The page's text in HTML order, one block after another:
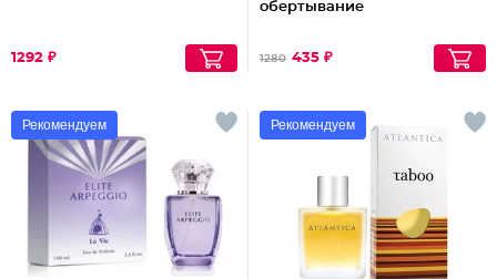
1292 ₽
обертывание
1280 435 ₽
Рекомендуем Рекомендуем